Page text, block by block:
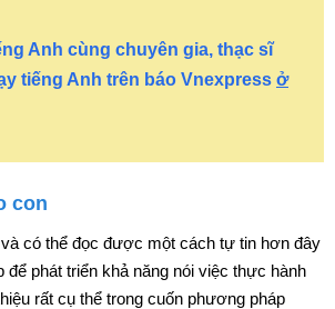
Anh cùng chuyên gia, thạc sĩ
tiếng Anh trên báo Vnexpress ở
con
có thể đọc được một cách tự tin hơn đây
để phát triển khả năng nói việc thực hành
rất cụ thể trong cuốn phương pháp